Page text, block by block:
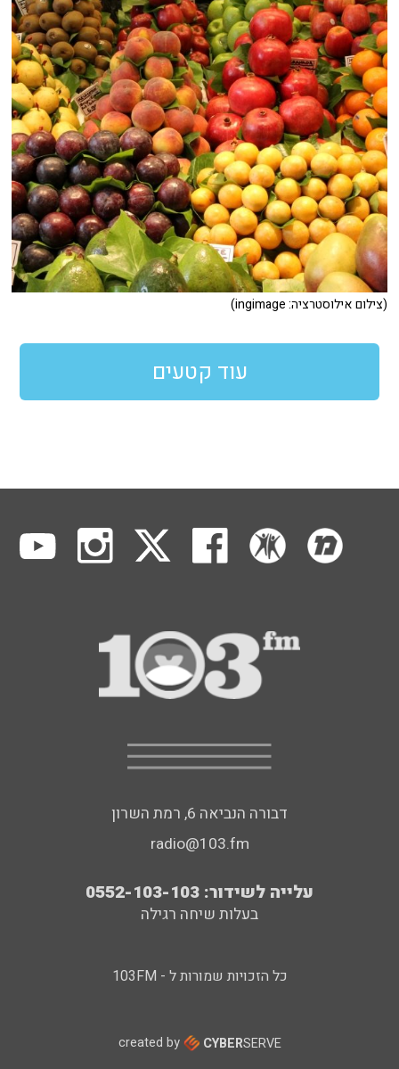
(צילום אילוסטרציה: ingimage)
עוד קטעים
דבורה הנביאה 6, רמת השרון
radio@103.fm
עלייה לשידור: 0552-103-103
בעלות שיחה רגילה
כל הזכויות שמורות ל - 103FM
created by CYBERSERVE